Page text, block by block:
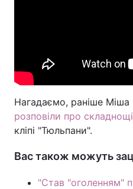
Нагадаємо, раніше Міша
розповіли про
кліпі "Тюльпани".
Вас також можуть
"Став "оголенням"